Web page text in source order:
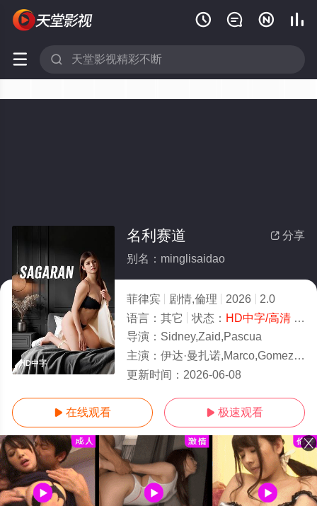
   
 
HD中字
 分享
名利赛道
别名：minglisaidao
菲律宾 剧情,倫理 2026
2.0
语言： 其它 状态： HD中字/高清- 免费在线观看
导演： Sidney,Zaid,Pascua
主演： 伊达·曼扎诺,Marco,Gomez,蒙·门多萨,Kurt,Anthony,Veneracion,Trish,Gaden,Michae
更新时间： 2026-06-08
 在线观看  极速观看